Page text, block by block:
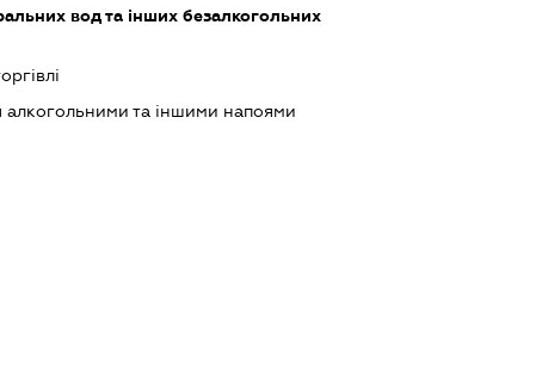
вод та інших безалкогольних
алкогольними та іншими напоями